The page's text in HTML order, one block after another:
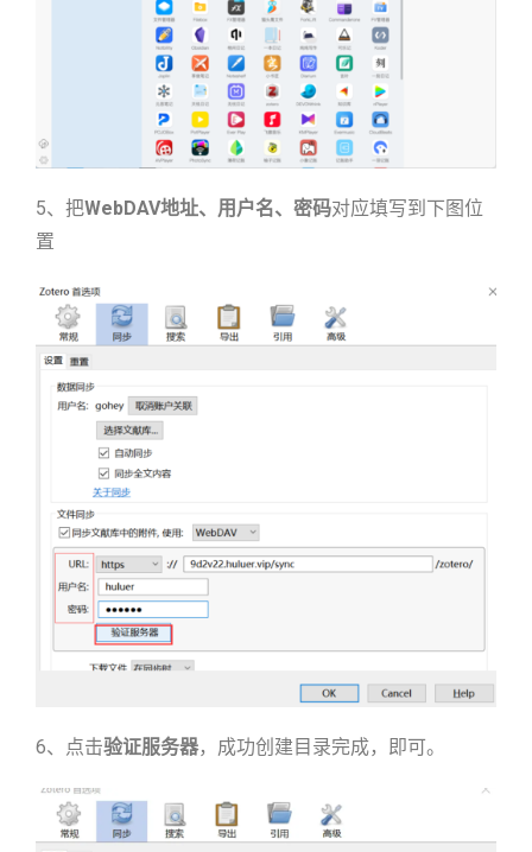
5、把WebDAV地址、用户名、密码对应填写到下图位
置
6、点击验证服务器，成功创建目录完成，即可。